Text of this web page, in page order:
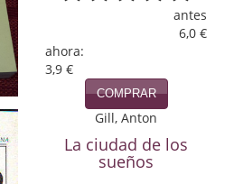
antes
6,0 €
ahora:
3,9 €
COMPRAR
Gill, Anton
La ciudad de los
sueños